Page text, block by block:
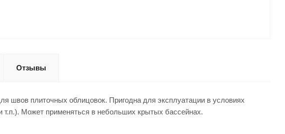
Отзывы
швов плиточных облицовок. Пригодна для эксплуатации в условиях
т.п.). Может применяться в небольших крытых бассейнах.